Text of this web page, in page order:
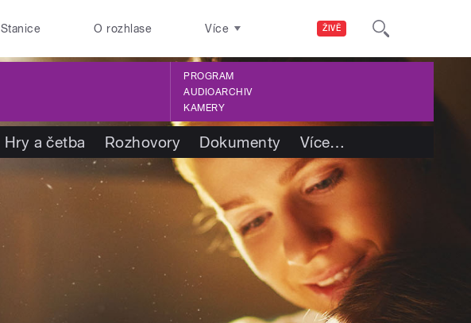
ŽIVĚ
Stanice O rozhlase Více
PROGRAM
AUDIOARCHIV
KAMERY
Hry a četba Rozhovory Dokumenty Více…